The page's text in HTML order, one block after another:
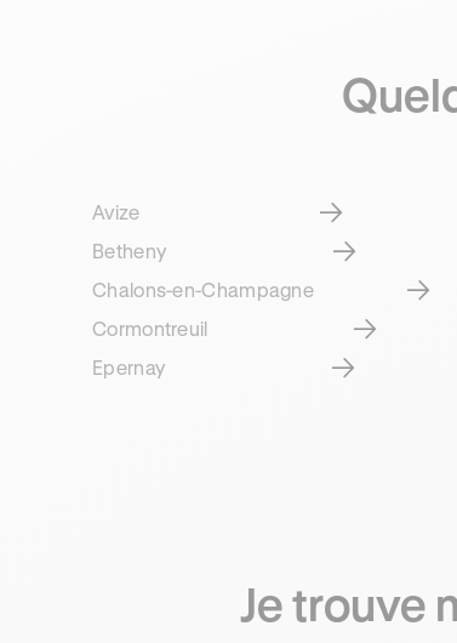
Avize
Betheny
Chalons-en-Champagne
Cormontreuil
Epernay
Je trouve